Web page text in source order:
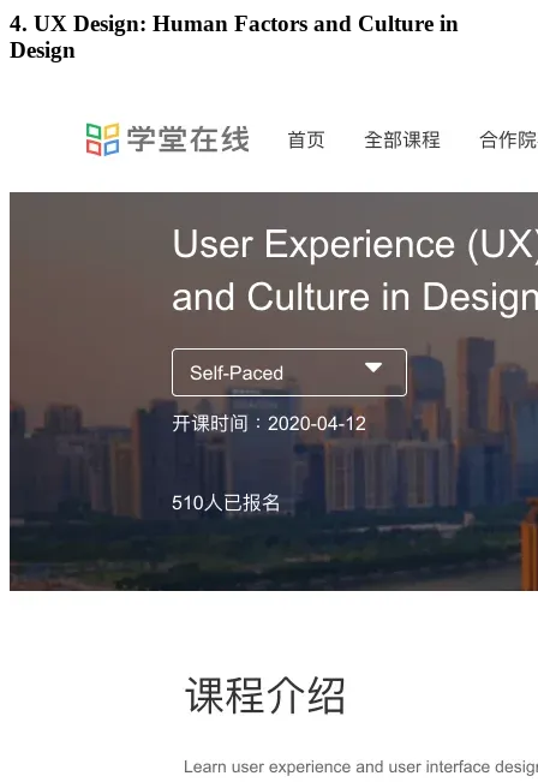
4. UX Design: Human Factors and Culture in
Design